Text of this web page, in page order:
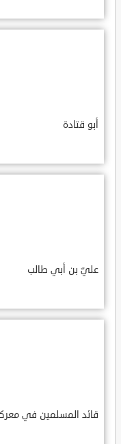
أبو قتادة
عليّ بن أبي طالب
قائد المسلمين في